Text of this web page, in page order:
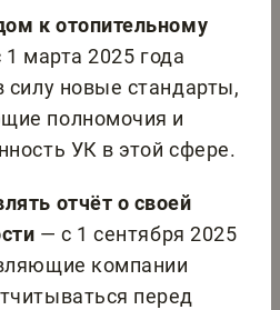
к отопительному
1 марта 2025 года
силу новые стандарты,
полномочия и
УК в этой сфере.
отчёт о своей
— с 1 сентября 2025
компании
перед